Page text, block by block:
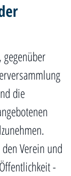
die
Verein und
-